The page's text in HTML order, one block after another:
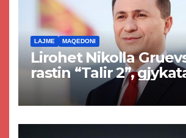
LAJME MAQEDONI
Lirohet Nikolla
rastin “Talir 2”,
akuzat për ndërtimin e
paligjshëm të selisë